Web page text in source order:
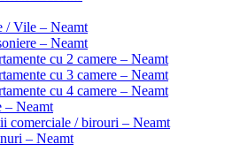
/ Vile – Neamt
– Neamt
cu 2 camere – Neamt
cu 3 camere – Neamt
cu 4 camere – Neamt
– Neamt
comerciale / birouri – Neamt
– Neamt